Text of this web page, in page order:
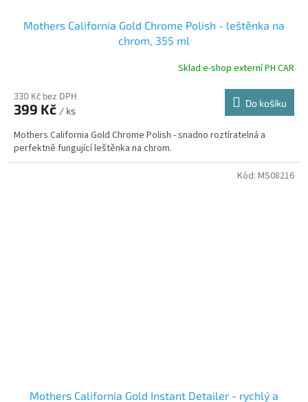
Mothers California Gold Chrome Polish - leštěnka na
chrom, 355 ml
Sklad e-shop externí PH CAR
330 Kč bez DPH
399 Kč / ks
Do košíku
Mothers California Gold Chrome Polish - snadno roztíratelná a
perfektně fungující leštěnka na chrom.
Mothers California Gold Instant Detailer - rychlý a
Kód: MS08216